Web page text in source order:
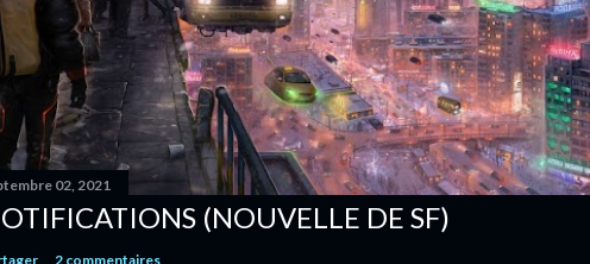
02, 2021
(NOUVELLE DE SF)
2 commentaires